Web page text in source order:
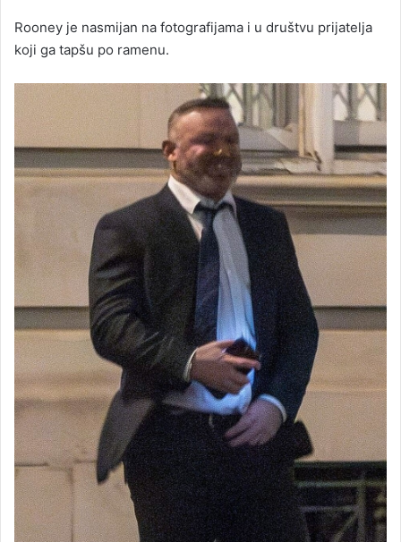
Rooney je nasmijan na fotografijama i u društvu prijatelja
koji ga tapšu po ramenu.